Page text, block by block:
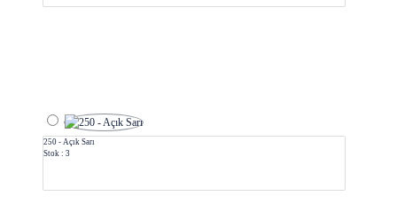
250 - Açık Sarı
Stok : 3